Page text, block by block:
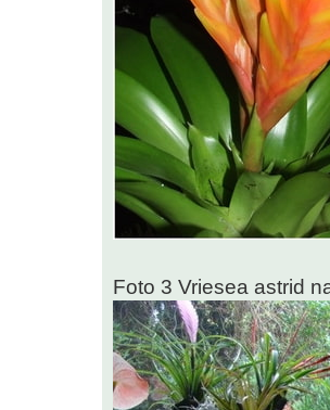
Foto 3 Vriesea astrid